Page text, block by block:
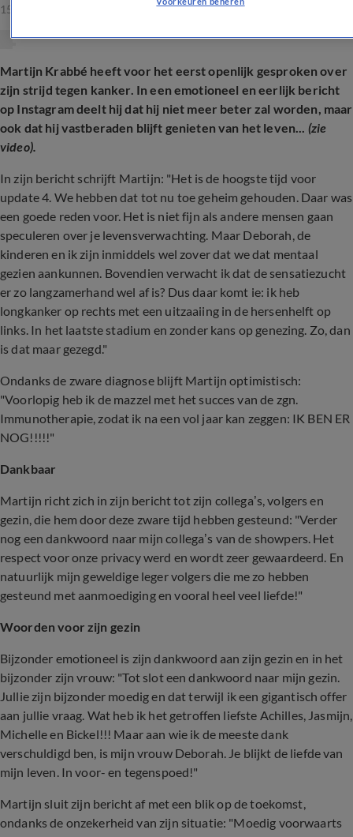
15 jan 2025, 16:07
Martijn Krabbé heeft voor het eerst openlijk gesproken over
zijn strijd tegen kanker. In een emotioneel en eerlijk bericht
op Instagram deelt hij dat hij niet meer beter zal worden, maar
ook dat hij vastberaden blijft genieten van het leven... (zie
video).
In zijn bericht schrijft Martijn: "Het is de hoogste tijd voor
update 4. We hebben dat tot nu toe geheim gehouden. Daar was
een goede reden voor. Het is niet fijn als andere mensen gaan
speculeren over je levensverwachting. Maar Deborah, de
kinderen en ik zijn inmiddels wel zover dat we dat mentaal
gezien aankunnen. Bovendien verwacht ik dat de sensatiezucht
er zo langzamerhand wel af is? Dus daar komt ie: ik heb
longkanker op rechts met een uitzaaiing in de hersenhelft op
links. In het laatste stadium en zonder kans op genezing. Zo, dan
is dat maar gezegd."
Ondanks de zware diagnose blijft Martijn optimistisch:
"Voorlopig heb ik de mazzel met het succes van de zgn.
Immunotherapie, zodat ik na een vol jaar kan zeggen: IK BEN ER
NOG!!!!!"
Dankbaar
Martijn richt zich in zijn bericht tot zijn collega’s, volgers en
gezin, die hem door deze zware tijd hebben gesteund: "Verder
nog een dankwoord naar mijn collega’s van de showpers. Het
respect voor onze privacy werd en wordt zeer gewaardeerd. En
natuurlijk mijn geweldige leger volgers die me zo hebben
gesteund met aanmoediging en vooral heel veel liefde!"
Woorden voor zijn gezin
Bijzonder emotioneel is zijn dankwoord aan zijn gezin en in het
bijzonder zijn vrouw: "Tot slot een dankwoord naar mijn gezin.
Jullie zijn bijzonder moedig en dat terwijl ik een gigantisch offer
aan jullie vraag. Wat heb ik het getroffen liefste Achilles, Jasmijn,
Michelle en Bickel!!! Maar aan wie ik de meeste dank
verschuldigd ben, is mijn vrouw Deborah. Je blijkt de liefde van
mijn leven. In voor- en tegenspoed!"
Martijn sluit zijn bericht af met een blik op de toekomst,
ondanks de onzekerheid van zijn situatie: "Moedig voorwaarts